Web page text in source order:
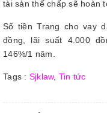
tài sản thế chấp sẽ hoàn
Số tiền Trang cho vay
đồng, lãi suất 4.000
146%/1 năm.
Tags : Sjklaw, Tin tức